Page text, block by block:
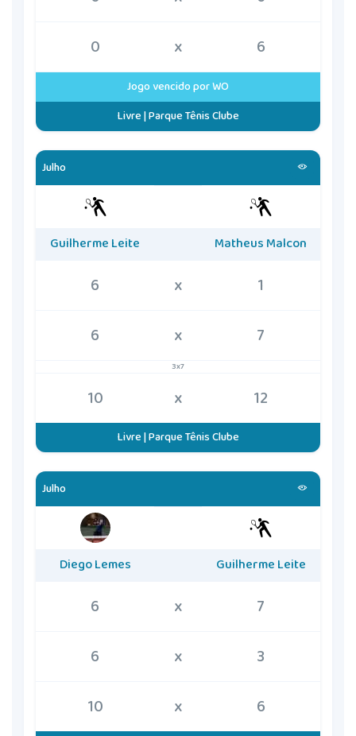
0
x 6
Jogo vencido por WO
Livre | Parque Tênis Clube
Julho
Guilherme Leite Matheus Malcon
6 x
1
6
x 7
3x7
10 x 12
Livre | Parque Tênis Clube
Julho
Diego Lemes Guilherme Leite
6 x
7
6
x
3
10
x 6